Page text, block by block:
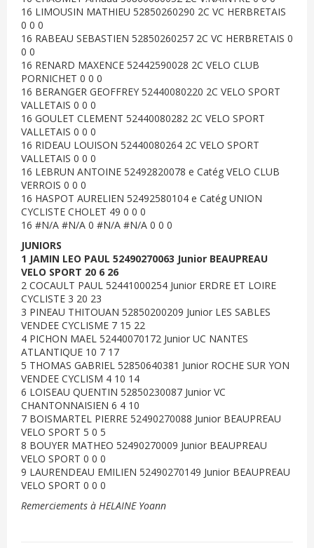
16 LIMOUSIN MATHIEU 52850260290 2C VC HERBRETAIS
0 0 0
16 RABEAU SEBASTIEN 52850260257 2C VC HERBRETAIS 0
0 0
16 RENARD MAXENCE 52442590028 2C VELO CLUB
PORNICHET 0 0 0
16 BERANGER GEOFFREY 52440080220 2C VELO SPORT
VALLETAIS 0 0 0
16 GOULET CLEMENT 52440080282 2C VELO SPORT
VALLETAIS 0 0 0
16 RIDEAU LOUISON 52440080264 2C VELO SPORT
VALLETAIS 0 0 0
16 LEBRUN ANTOINE 52492820078 e Catég VELO CLUB
VERROIS 0 0 0
16 HASPOT AURELIEN 52492580104 e Catég UNION
CYCLISTE CHOLET 49 0 0 0
16 #N/A #N/A 0 #N/A #N/A 0 0 0
JUNIORS
1 JAMIN LEO PAUL 52490270063 Junior BEAUPREAU
VELO SPORT 20 6 26
2 COCAULT PAUL 52441000254 Junior ERDRE ET LOIRE
CYCLISTE 3 20 23
3 PINEAU THITOUAN 52850200209 Junior LES SABLES
VENDEE CYCLISME 7 15 22
4 PICHON MAEL 52440070172 Junior UC NANTES
ATLANTIQUE 10 7 17
5 THOMAS GABRIEL 52850640381 Junior ROCHE SUR YON
VENDEE CYCLISM 4 10 14
6 LOISEAU QUENTIN 52850230087 Junior VC
CHANTONNAISIEN 6 4 10
7 BOISMARTEL PIERRE 52490270088 Junior BEAUPREAU
VELO SPORT 5 0 5
8 BOUYER MATHEO 52490270009 Junior BEAUPREAU
VELO SPORT 0 0 0
9 LAURENDEAU EMILIEN 52490270149 Junior BEAUPREAU
VELO SPORT 0 0 0
Remerciements à HELAINE Yoann